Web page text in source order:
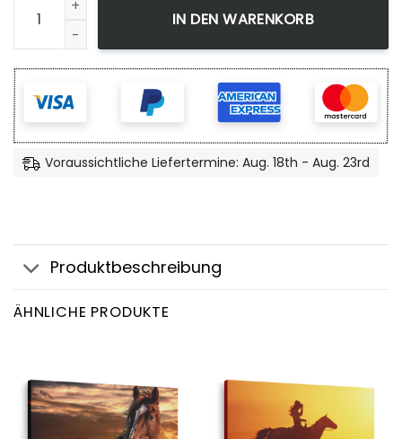
IN DEN WARENKORB
Voraussichtliche Liefertermine: Aug. 18th - Aug. 23rd
Produktbeschreibung
ÄHNLICHE PRODUKTE